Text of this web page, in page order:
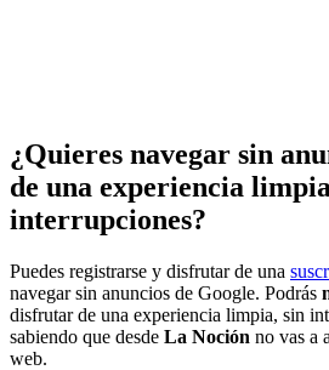
¿Quieres navegar sin
de una experiencia
interrupciones?
Puedes registrarse y disfrutar de una
navegar sin anuncios de Google. Podrás
disfrutar de una experiencia limpia, sin
sabiendo que desde La Noción no vas a
web.